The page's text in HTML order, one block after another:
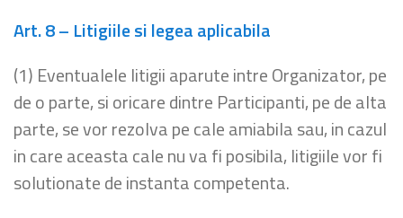
Art. 8 – Litigiile si legea aplicabila
(1) Eventualele litigii aparute intre Organizator, pe
de o parte, si oricare dintre Participanti, pe de alta
parte, se vor rezolva pe cale amiabila sau, in cazul
in care aceasta cale nu va fi posibila, litigiile vor fi
solutionate de instanta competenta.